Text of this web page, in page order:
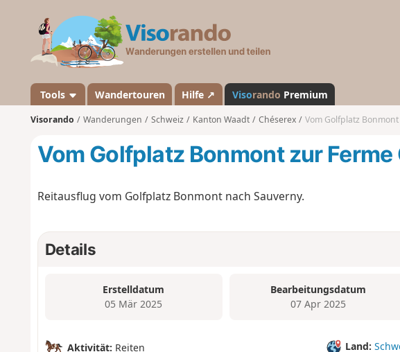
a
n
d
Tools Wandertouren Hilfe ↗ Visorando Premium
Visorando Wanderungen Schweiz Kanton Waadt Chéserex Vom Golfplatz
Vom Golfplatz Bonmont zur
Reitausflug vom Golfplatz Bonmont nach Sauverny.
Details
Erstelldatum
05 Mär 2025
Bearbeitungsdatum
07 Apr 2025
Aktivität: Reiten
Land: